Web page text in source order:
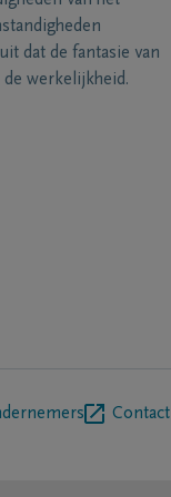
dat de fantasie van
werkelijkheid.
Contact